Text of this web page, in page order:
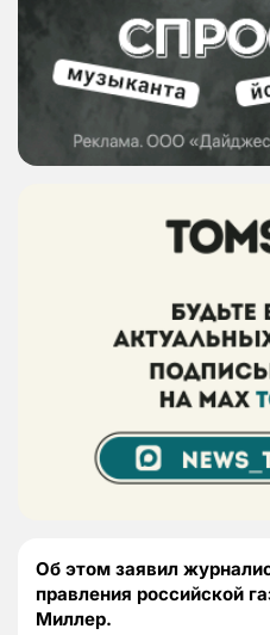
Об этом заявил
правления российской
Миллер.